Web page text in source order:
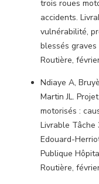
trois roues
accidents.
vulnérabilité,
blessés graves
Routière,
Ndiaye A,
Martin JL.
motorisés :
Livrable Tâche
Edouard-
Publique
Routière,